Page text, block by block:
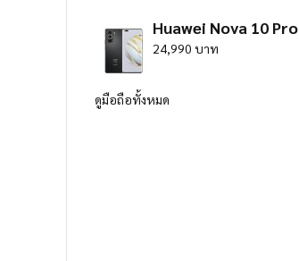
Huawei Nova 10 Pro
24,990 บาท
ดูมือถือทั้งหมด